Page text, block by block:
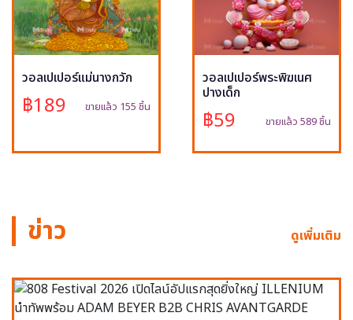
วอลเปเปอร์แม่นางกวัก
฿189 ขายแล้ว 155 ชิ้น
วอลเปเปอร์พระพิฆเนศ
ปางเด็ก
฿59 ขายแล้ว 589 ชิ้น
ข่าว ดูเพิ่มเติม